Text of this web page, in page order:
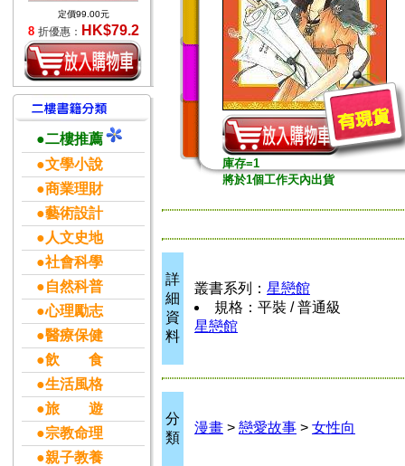
定價99.00元
8 折優惠： HK$79.2
●二樓推薦
●文學小說
●商業理財
●藝術設計
●人文史地
●社會科學
●自然科普
●心理勵志
●醫療保健
●飲 食
●生活風格
●旅 遊
●宗教命理
●親子教養
庫存=1
將於1個工作天內出貨
詳
細
資
料
叢書系列： 星戀館
規格：平裝 / 普通級
星戀館
分
類
漫畫 > 戀愛故事 > 女性向